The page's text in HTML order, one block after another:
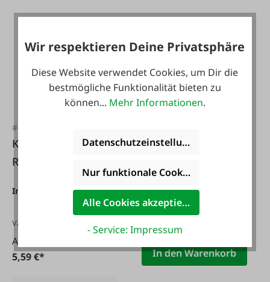
#63149
KERBL Silo-
Reparaturklebeband
Inhalt: (0,56 € / 1 m)
Varianten ab
Ab
5,59 €*
#132824
m2)
Varianten ab
225,00 €*
In den Warenkorb
Wir respektieren Deine Privatsphäre
Diese Website verwendet Cookies, um Dir die
bestmögliche Funktionalität bieten zu
können... Mehr Informationen.
Datenschutzeinstellungen
Nur funktionale Cookies akzeptieren
Alle Cookies akzeptieren
- Service: Impressum